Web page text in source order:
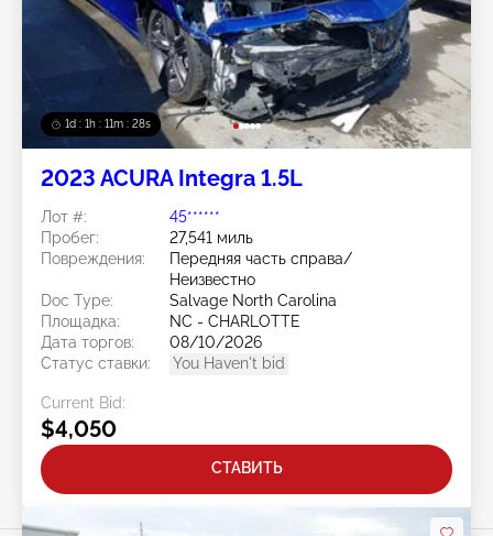
1d : 1h : 11m : 25s
2023 ACURA Integra 1.5L
Лот #:
45******
Пробег:
27,541 миль
Повреждения:
Передняя часть справа/
Неизвестно
Doc Type:
Salvage North Carolina
Площадка:
NC - CHARLOTTE
Дата торгов:
08/10/2026
Статус ставки:
You Haven't bid
Current Bid:
$4,050
СТАВИТЬ